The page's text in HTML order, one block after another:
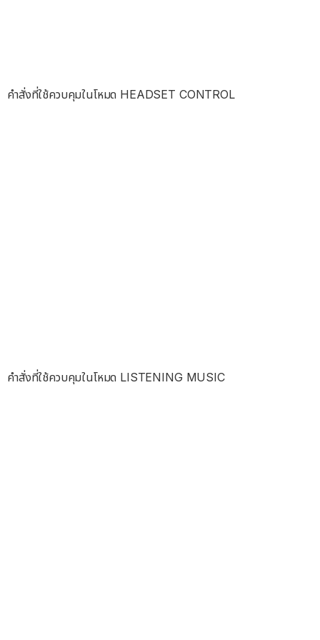
คำสั่งที่ใช้ควบคุมในโหมด HEADSET CONTROL
คำสั่งที่ใช้ควบคุมในโหมด LISTENING MUSIC